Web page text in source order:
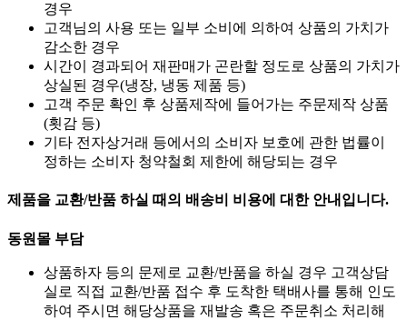
경우
고객님의 사용 또는 일부 소비에 의하여 상품의 가치가
감소한 경우
시간이 경과되어 재판매가 곤란할 정도로 상품의 가치가
상실된 경우(냉장, 냉동 제품 등)
고객 주문 확인 후 상품제작에 들어가는 주문제작 상품
(횟감 등)
기타 전자상거래 등에서의 소비자 보호에 관한 법률이
정하는 소비자 청약철회 제한에 해당되는 경우
제품을 교환/반품 하실 때의 배송비 비용에 대한 안내입니다.
동원몰 부담
상품하자 등의 문제로 교환/반품을 하실 경우 고객상담
실로 직접 교환/반품 접수 후 도착한 택배사를 통해 인도
하여 주시면 해당상품을 재발송 혹은 주문취소 처리해